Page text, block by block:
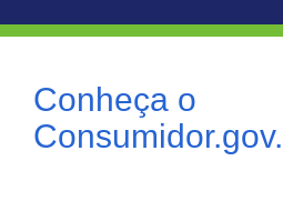
Conheça o